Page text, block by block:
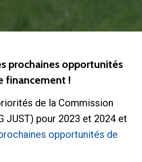
prochaines opportunités
financement !
de la Commission
JUST) pour 2023 et 2024 et
opportunités de